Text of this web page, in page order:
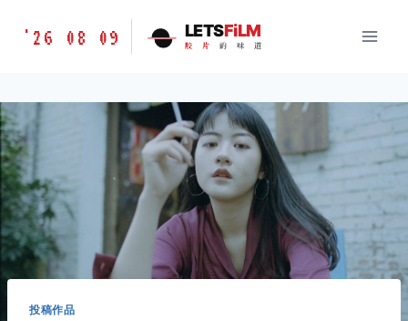
胶
味
道
LETSFILM
'26 08 09 LETSFiLM
胶 片 的 味 道
投稿作品